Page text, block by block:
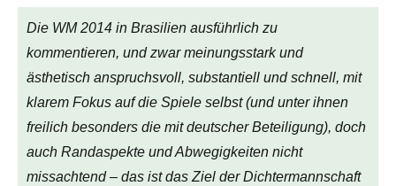
Die WM 2014 in Brasilien ausführlich zu
kommentieren, und zwar meinungsstark und
ästhetisch anspruchsvoll, substantiell und schnell, mit
klarem Fokus auf die Spiele selbst (und unter ihnen
freilich besonders die mit deutscher Beteiligung), doch
auch Randaspekte und Abwegigkeiten nicht
missachtend – das ist das Ziel der Dichtermannschaft